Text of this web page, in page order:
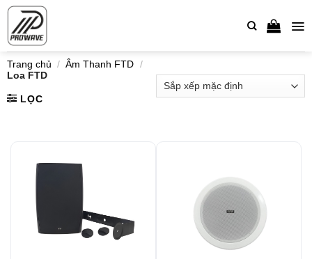
Bỏ
nội
dung
Trang chủ / Âm Thanh FTD /
Loa FTD
LỌC